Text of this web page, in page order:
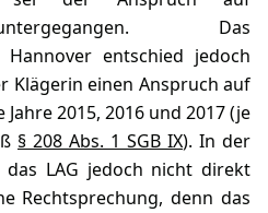
Das
entschied jedoch
Klägerin einen Anspruch auf
2015, 2016 und 2017 (je
§ 208 Abs. 1 SGB IX). In der
LAG jedoch nicht direkt
Rechtsprechung, denn das